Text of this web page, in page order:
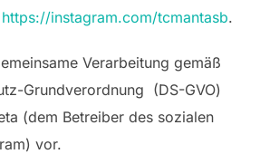
https://instagram.com/tcmantasb.
Verarbeitung gemäß
Grundverordnung (DS-GVO)
(dem Betreiber des sozialen
vor.